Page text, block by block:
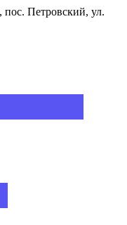
пос. Петровский, ул.